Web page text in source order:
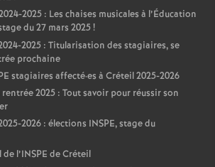
2025 : Les chaises musicales à l’Éducation
du 27 mars 2025!
2025 : Titularisation des stagiaires, se
prochaine
stagiaires affecté·es à Créteil 2025-2026
2025 : Tout savoir pour réussir son
2026 : élections INSPE, stage du
l’INSPE de Créteil